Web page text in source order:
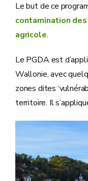
Le but de ce
contamination
agricole.
Le PGDA est
Wallonie, avec
zones dites
territoire. Il